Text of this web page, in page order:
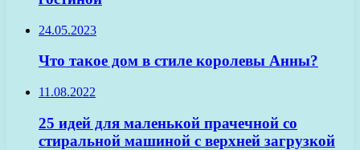
24.05.2023
Что такое дом в стиле королевы Анны?
11.08.2022
25 идей для маленькой прачечной со
стиральной машиной с верхней загрузкой